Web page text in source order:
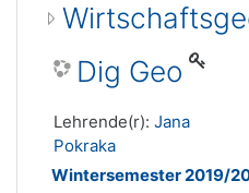
Dig Geo
Lehrende(r): Jana
Pokraka
Wintersemester 2019/